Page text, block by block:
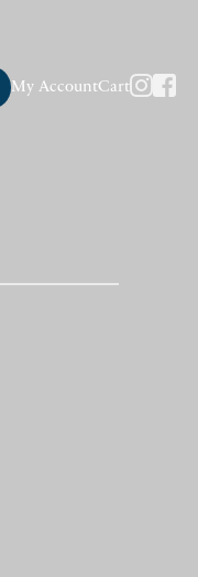
My AccountCart